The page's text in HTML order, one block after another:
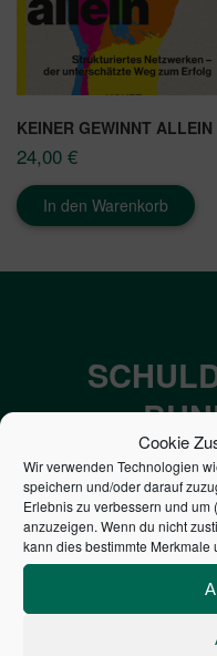
Cookie
Wir verwenden Technologien
speichern und/oder darauf
Erlebnis zu verbessern und
anzuzeigen. Wenn du nicht
kann dies bestimmte
KEINER GEWINNT ALLEIN
24,00 €
In den Warenkorb